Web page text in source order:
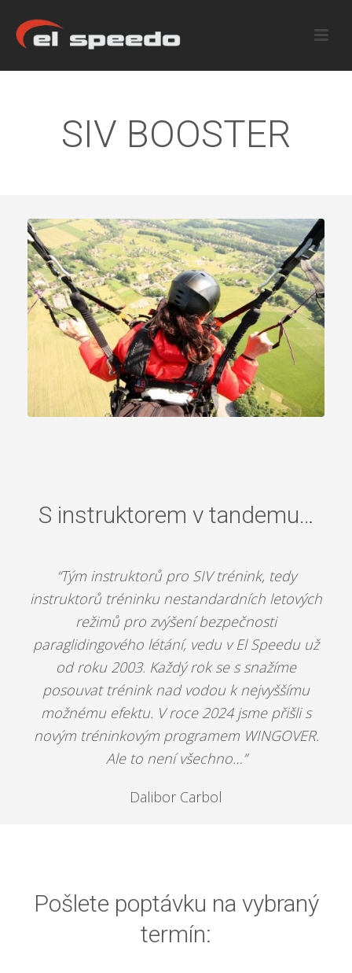
SIV BOOSTER
S instruktorem v tandemu…
“Tým instruktorů pro SIV trénink, tedy
instruktorů tréninku nestandardních letových
režimů pro zvýšení bezpečnosti
paraglidingového létání, vedu v El Speedu už
od roku 2003. Každý rok se s snažíme
posouvat trénink nad vodou k nejvyššímu
možnému efektu. V roce 2024 jsme přišli s
novým tréninkovým programem WINGOVER.
Ale to není všechno…”
Dalibor Carbol
Pošlete poptávku na vybraný
termín: